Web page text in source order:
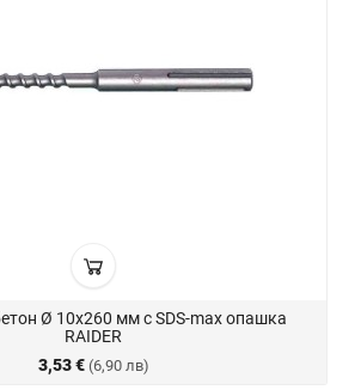
Ø 10х260 мм с SDS-max опашка
RAIDER
3,53 € (6,90 лв)